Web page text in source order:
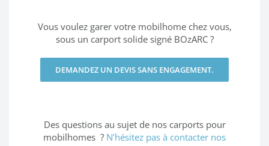
Vous voulez garer votre mobilhome chez vous,
sous un carport solide signé BOzARC ?
DEMANDEZ UN DEVIS SANS ENGAGEMENT.
Des questions au sujet de nos carports pour
mobilhomes ? N’hésitez pas à contacter nos